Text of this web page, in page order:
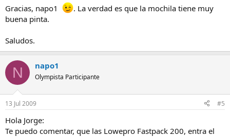
Gracias, napo1
. La verdad es que la mochila tiene muy
buena pinta.
Saludos.
N napo1
Olympista Participante
13 Jul 2009 #5
Hola Jorge:
Te puedo comentar, que las Lowepro Fastpack 200, entra el